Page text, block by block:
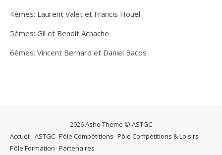
4èmes: Laurent Valet et Francis Houel
5èmes: Gil et Benoit Achache
6èmes: Vincent Bernard et Daniel Bacos
2026 Ashe Theme © ASTGC
Accueil ASTGC Pôle Compétitions Pôle Compétitions & Loisirs
Pôle Formation Partenaires